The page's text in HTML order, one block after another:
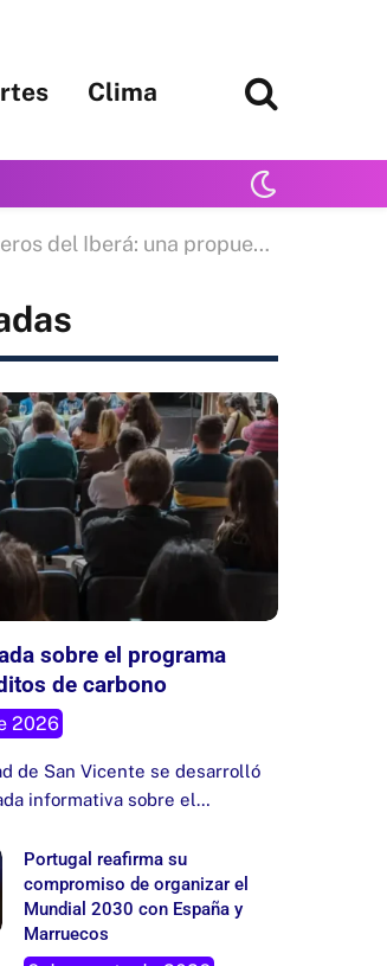
Clima
Posadas para descubrir Puerto Galarza
sobre el programa
de carbono
2026
de San Vicente se desarrolló
informativa sobre el…
Portugal reafirma su
compromiso de organizar el
Mundial 2030 con España y
Marruecos